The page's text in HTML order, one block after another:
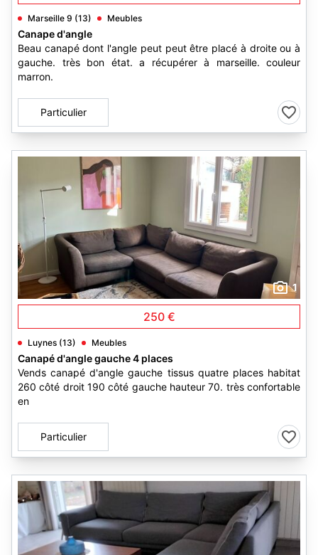
Marseille 9 (13) Meubles
Canape d'angle
Beau canapé dont l'angle peut peut être placé à droite ou à
gauche. très bon état. a récupérer à marseille. couleur
marron.
Particulier
1
250 €
Luynes (13) Meubles
Canapé d'angle gauche 4 places
Vends canapé d'angle gauche tissus quatre places habitat
260 côté droit 190 côté gauche hauteur 70. très confortable
en
Particulier